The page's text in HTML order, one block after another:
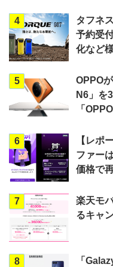
4
タフネ
予約受
化など
5
OPPO
N6」を
「
6
【レポ
ファー
価格で
7
楽天モ
るキャ
8
「